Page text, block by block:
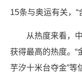
15条与奥运有关，“
从热度来看，
获得最高的热度。“
芋汐十米台夺金”等